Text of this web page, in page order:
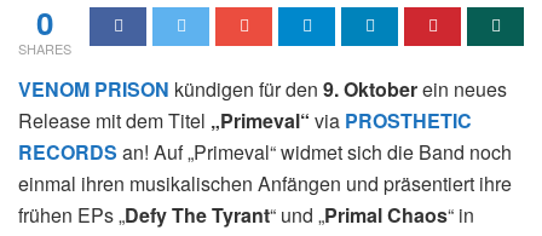
0
SHARES
VENOM PRISON kündigen für den 9. Oktoberein neues
Release mit dem Titel „Primeval“ via PROSTHETIC
RECORDS an! Auf „Primeval“widmet sich die Band noch
einmal ihren musikalischen Anfängen und präsentiert ihre
frühen EPs „Defy The Tyrant“ und „Primal Chaos“ in